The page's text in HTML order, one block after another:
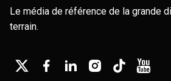
Le média de référence de la grande
terrain.